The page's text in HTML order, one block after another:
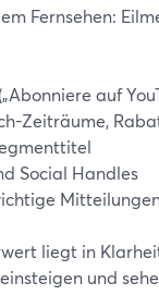
Fernsehen:
auf
Zeiträume,
Social Handles
liegt in
und